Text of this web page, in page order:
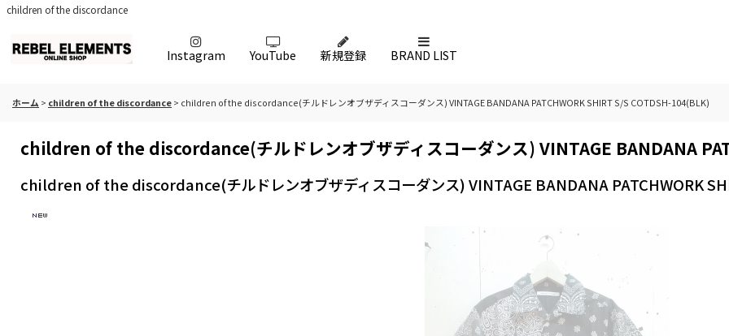
children of the discordance
Instagram YouTube 新規登録 BRAND LIST
ホーム > children of the discordance> children of the discordance(チルドレンオブザディスコーダンス) VINTAGE BANDANA PATCHWORK SHIRT S/S COTDSH-104(BLK)
children of the discordance(チルドレンオブザディスコーダンス) VINTAGE BANDANA
children of the discordance(チルドレンオブザディスコーダンス) VINTAGE BANDANA PATCHWORK